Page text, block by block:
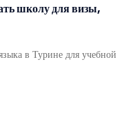
школу для визы,
в Турине для учебной